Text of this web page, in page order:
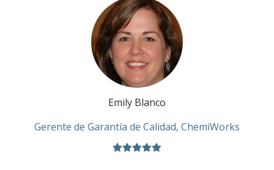
Emily Blanco
Gerente de Garantía de Calidad, ChemiWorks